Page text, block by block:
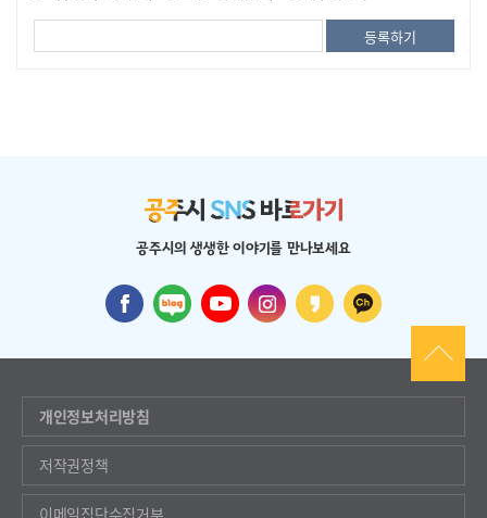
공주시의 생생한 이야기를 만나보세요
개인정보처리방침
저작권정책